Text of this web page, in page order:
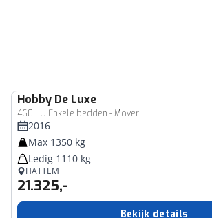
Hobby De Luxe
460 LU Enkele bedden - Mover
2016
Max 1350 kg
Ledig 1110 kg
HATTEM
21.325,-
Bekijk details